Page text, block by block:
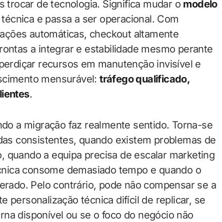
trocar de tecnologia. Significa mudar o modelo
e passa a ser operacional. Com
automáticas, checkout altamente
a integrar e estabilidade mesmo perante
recursos em manutenção invisível e
mensurável:tráfego qualificado,
.
a migração faz realmente sentido. Torna-se
consistentes, quando existem problemas de
a equipa precisa de escalar marketing
consome demasiado tempo e quando o
Pelo contrário, pode não compensar se a
personalização técnica difícil de replicar, se
disponível ou se o foco do negócio não